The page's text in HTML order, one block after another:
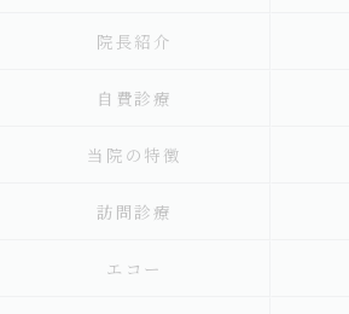
院長紹介
自費診療
当院の特徴
訪問診療
エコー